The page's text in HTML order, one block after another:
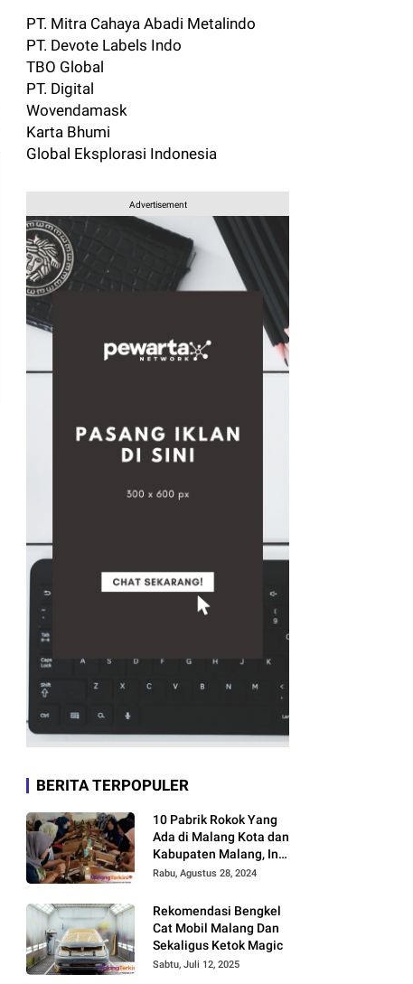
PT. Mitra Cahaya Abadi Metalindo
PT. Devote Labels Indo
TBO Global
PT. Digital
Wovendamask
Karta Bhumi
Global Eksplorasi Indonesia
Advertisement
BERITA TERPOPULER
10 Pabrik Rokok Yang
Ada di Malang Kota dan
Kabupaten Malang, Ini
Alamat dan
Rabu, Agustus 28, 2024
Rekomendasi Bengkel
Cat Mobil Malang Dan
Sekaligus Ketok Magic
Sabtu, Juli 12, 2025